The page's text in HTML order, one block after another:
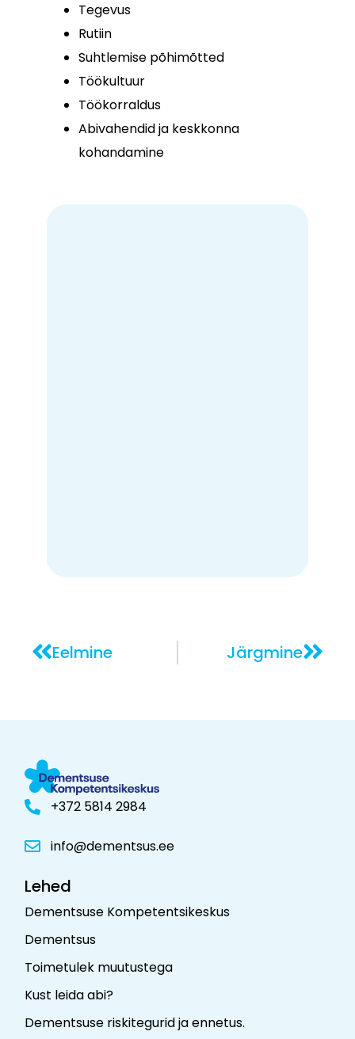
Tegevus
Rutiin
Suhtlemise põhimõtted
Töökultuur
Töökorraldus
Abivahendid ja keskkonna
kohandamine
Eelmine Järgmine
+372 5814 2984
info@dementsus.ee
Lehed
Dementsuse Kompetentsikeskus
Dementsus
Toimetulek muutustega
Kust leida abi?
Dementsuse riskitegurid ja ennetus.